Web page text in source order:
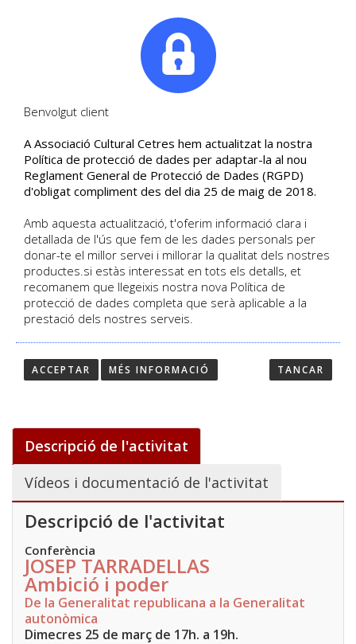
JOSEP TARRADELLAS -
Ambició i poder
De la Generalitat republicana a la
Generalitat autonòmica
DETALL DE L'ACTIVITAT
Día 25-03-2026 | Inscripció Tancada
Català
Activitat | Sense places disponibles
HOME / ACTIVITATS / JOSEP TARRADELLAS - AMBICIÓ I PODER
Descripció de l'activitat
Vídeos i documentació de l'activitat
Descripció de l'activitat
Conferència
JOSEP TARRADELLAS
Ambició i poder
De la Generalitat republicana a la Generalitat
autonòmica
Dimecres 25 de març de 17h. a 19h.
Benvolgut client
A Associació Cultural Cetres hem actualitzat la nostra
Política de protecció de dades per adaptar-la al nou
Reglament General de Protecció de Dades (RGPD)
d'obligat compliment des del dia 25 de maig de 2018.
Amb aquesta actualització, t'oferim informació clara i
detallada de l'ús que fem de les dades personals per
donar-te el millor servei i millorar la qualitat dels nostres
productes.si estàs interessat en tots els detalls, et
recomanem que llegeixis nostra nova Política de
protecció de dades completa que serà aplicable a la
prestació dels nostres serveis.
ACCEPTAR MÉS INFORMACIÓ TANCAR